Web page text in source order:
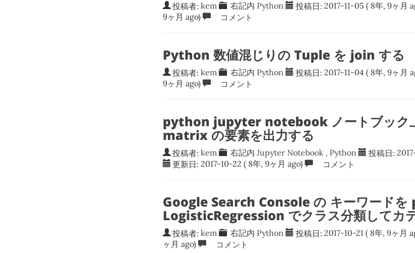
投稿者: kem 右記内 Python 投稿日: 2017-11-05 ( 8年, 9ヶ月
9ヶ月 ago)
コメント
Python 数値混じりの Tuple を join する
投稿者: kem 右記内 Python 投稿日: 2017-11-04( 8年, 9ヶ月
9ヶ月 ago)
コメント
python jupyter notebook ノートブック
matrix の要素を出力する
投稿者: kem 右記内Jupyter Notebook , Python 投稿日:
更新日: 2017-10-22 ( 8年, 9ヶ月 ago) コメント
Google Search Console の キーワード
LogisticRegression でクラス分類してカ
投稿者: kem 右記内 Python 投稿日: 2017-10-21( 8年, 9ヶ月
ヶ月 ago)
コメント